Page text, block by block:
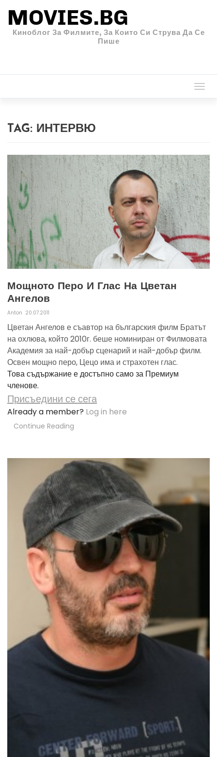
MOVIES.BG
Киноблог За Филмите, За Които Си Струва Да Се
Пише
TAG: ИНТЕРВЮ
Мощното Перо И Глас На Цветан
Ангелов
Anton 20.07.2011
Цветан Ангелов е съавтор на българския филм Братът
на охлюва, който 2010г. беше номиниран от Филмовата
Академия за най-добър сценарий и най-добър филм.
Освен мощно перо, Цецо има и страхотен глас.
Това съдържание е достъпно само за Премиум
членове.
Присъедини се сега
Already a member? Log in here
Continue Reading